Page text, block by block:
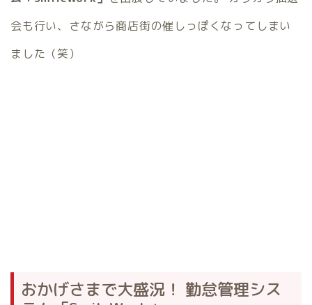
会も行い、さながら商店街の催しっぽくなってしまい
ました（笑）
おかげさまで大盛況！ 勤怠管理シス